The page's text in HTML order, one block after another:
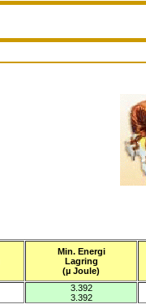
Min. Energi
Lagring
(µ Joule)
3.392
3.392